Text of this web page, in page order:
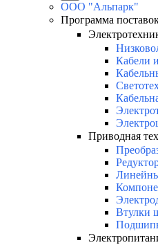
ООО "Альпарк"
Программа
Кабели
Приводная
Втулки